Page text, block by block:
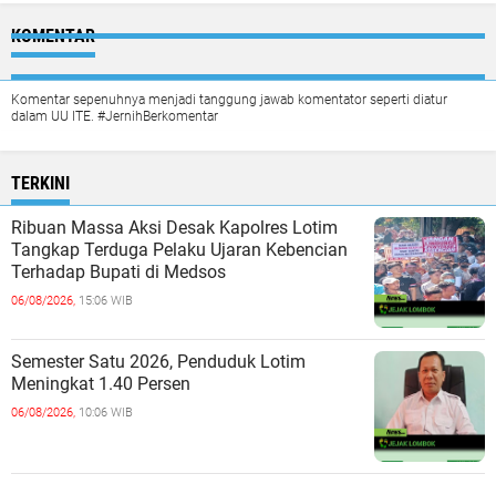
KOMENTAR
Komentar sepenuhnya menjadi tanggung jawab komentator seperti diatur
dalam UU ITE. #JernihBerkomentar
TERKINI
Ribuan Massa Aksi Desak Kapolres Lotim
Tangkap Terduga Pelaku Ujaran Kebencian
Terhadap Bupati di Medsos
06/08/2026, 15:06 WIB
Semester Satu 2026, Penduduk Lotim
Meningkat 1.40 Persen
06/08/2026, 10:06 WIB